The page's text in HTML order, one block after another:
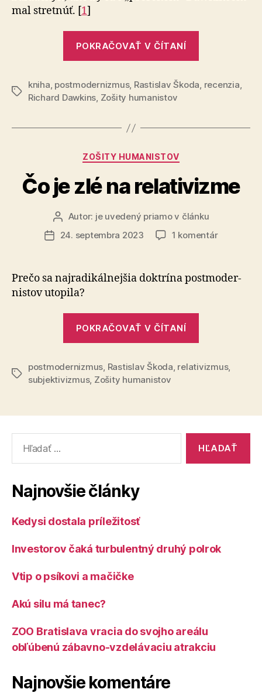
mal stretnúť. [1]
POKRAČOVAŤ V ČÍTANÍ
ku
Značky
kniha, postmodernizmus, Rastislav Škoda, recenzia,
Richard Dawkins, Zošity humanistov
Kategórie
ZOŠITY HUMANISTOV
Čo je zlé na relativizme
Autor
článku
Autor: je uvedený priamo v článku
Dátum24. septembra 2023 1 komentárna
zlé
Prečo sa najradikálnejšia doktrína post­mo­der­
nistov utopila?
POKRAČOVAŤ V ČÍTANÍ
na
Značky
postmodernizmus, Rastislav Škoda, relativizmus,
subjektivizmus, Zošity humanistov
Najnovšie články
Kedysi dostala príležitosť
Investorov čaká turbulentný druhý polrok
Vtip o psíkovi a mačičke
Akú silu má tanec?
ZOO Bratislava vracia do svojho areálu
obľúbenú zábavno-vzdelávaciu atrakciu
Najnovšie komentáre